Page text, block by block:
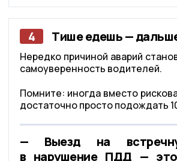
4 Тише едешь —
Нередко причиной аварий
самоуверенность водителей.
Помните: иногда вместо
достаточно просто подождать
— Выезд на
в нарушение ПДД —